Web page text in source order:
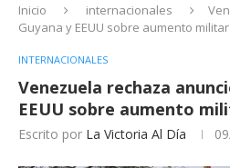
Inicio internacionales
Guyana y EEUU sobre aumento
INTERNACIONALES
Venezuela rechaza
EEUU sobre aumento
Escrito por La Victoria Al Día